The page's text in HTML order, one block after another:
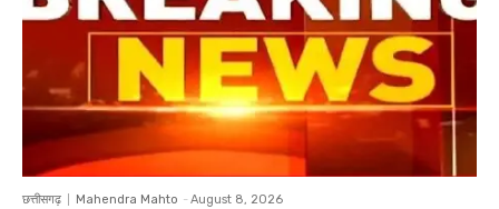
छत्तीसगढ़ Mahendra Mahto - August 8, 2026